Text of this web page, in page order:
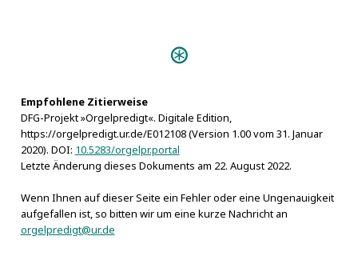
Empfohlene Zitierweise
DFG-Projekt »Orgelpredigt«. Digitale Edition,
https://orgelpredigt.ur.de/E012108 (Version 1.00 vom 31. Januar
2020). DOI: 10.5283/orgelpr.portal
Letzte Änderung dieses Dokuments am 22. August 2022.
Wenn Ihnen auf dieser Seite ein Fehler oder eine Ungenauigkeit
aufgefallen ist, so bitten wir um eine kurze Nachricht an
orgelpredigt@ur.de